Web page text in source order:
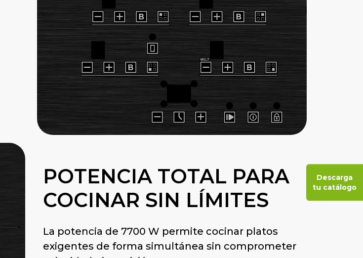
Descarga
tu catálogo
POTENCIA TOTAL PARA
COCINAR SIN LÍMITES
La potencia de 7700 W permite cocinar platos
exigentes de forma simultánea sin comprometer